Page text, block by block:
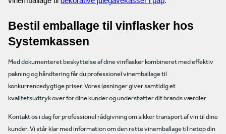
Bestil emballage til vinflasker hos
Systemkassen
Med dokumenteret beskyttelse af dine vinflasker kombineret med effektiv
pakning og håndtering får du professionel vinemballage til
konkurrencedygtige priser. Vores løsninger giver samtidig et
kvalitetsudtryk over for dine kunder og understøtter dit brands værdier.
Kontakt os i dag for professionel rådgivning om sikker transport af vin til dine
kunder. Vi står klar med information om den rette vinemballage til netop din